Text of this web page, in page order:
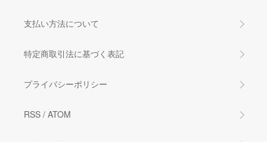
支払い方法について
特定商取引法に基づく表記
プライバシーポリシー
RSS / ATOM